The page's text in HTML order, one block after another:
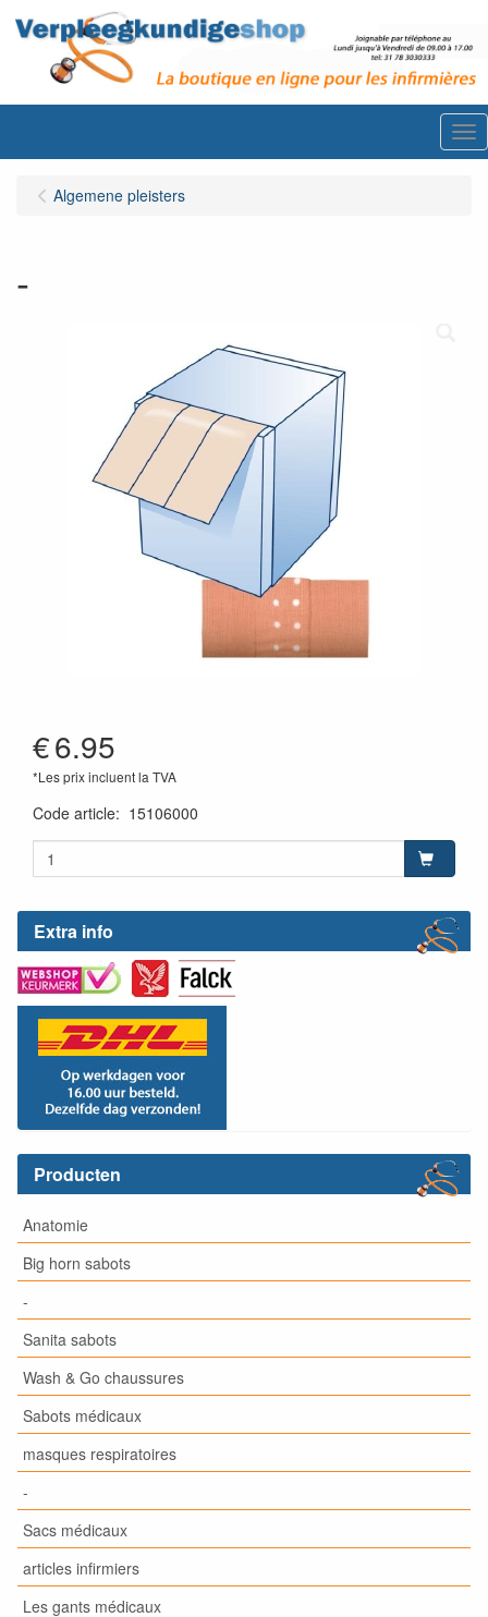
Extra info
Producten
Anatomie
Big horn sabots
-
Sanita sabots
Wash & Go chaussures
Sabots médicaux
masques respiratoires
-
Sacs médicaux
articles infirmiers
Les gants médicaux
Algemene pleisters
-
€6.95
*Les prix incluent la TVA
Code article: 15106000